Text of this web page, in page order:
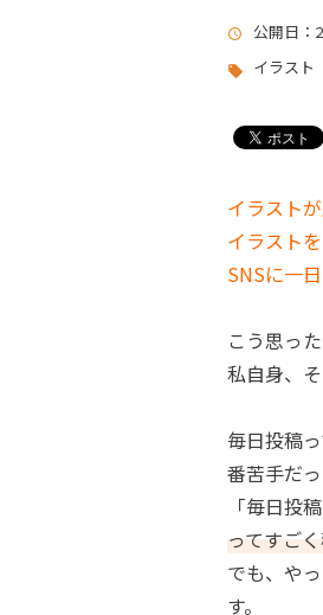
公開日
イラスト
イラスト
イラスト
SNSに一
こう思っ
私自身、
毎日投稿
番苦手だ
「毎日投
ってすご
でも、や
す。